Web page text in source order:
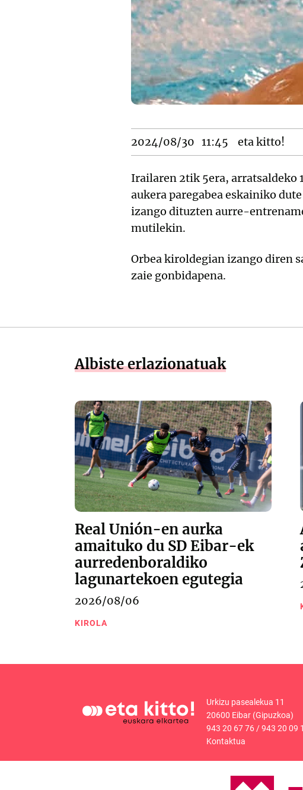
2024/08/30 11:45 eta kitto!
Irailaren 2tik 5era, arratsaldeko
aukera paregabea eskainiko
izango dituzten aurre-
mutilekin.
Orbea kiroldegian izango diren
zaie gonbidapena.
Albiste erlazionatuak
Real Unión-en aurka
amaituko du SD Eibar-ek
aurredenboraldiko
lagunartekoen egutegia
2026/08/06
KIROLA
Urkizu pasealekua 11
20600 Eibar (Gipuzkoa)
943 20 67 76/943 20 09
Kontaktua